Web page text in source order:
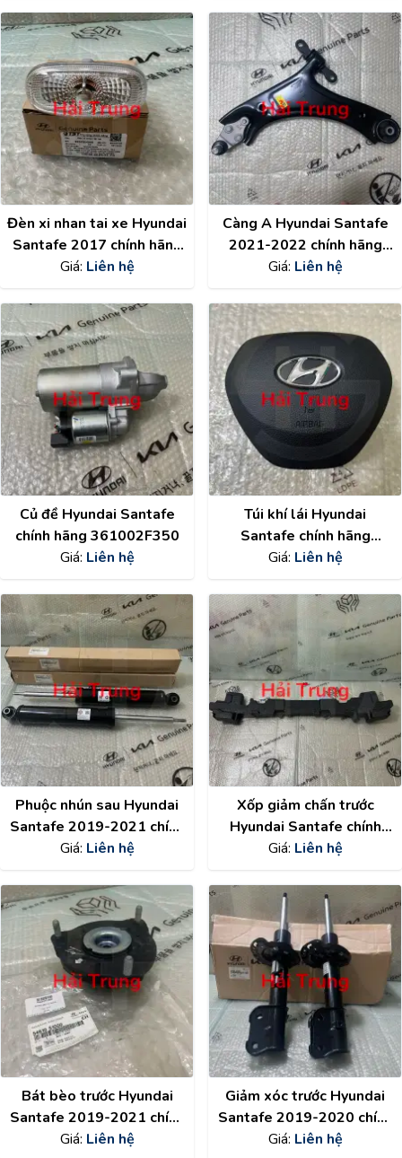
Đèn xi nhan tai xe Hyundai
Santafe 2017 chính hãng
923033K000
Giá: Liên hệ
Càng A Hyundai Santafe
2021-2022 chính hãng
54500S1AA0 ,
Giá: Liên hệ
Củ đề Hyundai Santafe
chính hãng 361002F350
Giá: Liên hệ
Túi khí lái Hyundai
Santafe chính hãng
80100S1500NNB
Giá: Liên hệ
Phuộc nhún sau Hyundai
Santafe 2019-2021 chính
hãng 55367S9450
Giá: Liên hệ
Xốp giảm chấn trước
Hyundai Santafe chính
hãng 86521S1010
Giá: Liên hệ
Bát bèo trước Hyundai
Santafe 2019-2021 chính
hãng 54610S1000
Giá: Liên hệ
Giảm xóc trước Hyundai
Santafe 2019-2020 chính
hãng 54650S1500 ,
Giá: Liên hệ